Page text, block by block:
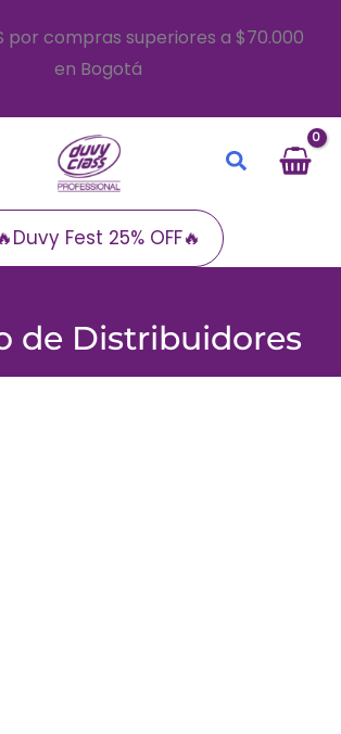
por compras superiores a $70.000
en Bogotá
Buscar
Fest 25% OFF🔥
de Distribuidores